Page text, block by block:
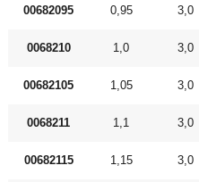
00682095 0,95 3,0
0068210 1,0 3,0
00682105 1,05 3,0
0068211 1,1 3,0
00682115 1,15 3,0